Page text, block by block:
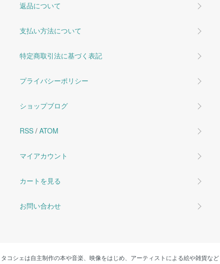
返品について
支払い方法について
特定商取引法に基づく表記
プライバシーポリシー
ショップブログ
RSS / ATOM
マイアカウント
カートを見る
お問い合わせ
タコシェは自主制作の本や音楽、映像をはじめ、アーティストによる絵や雑貨など